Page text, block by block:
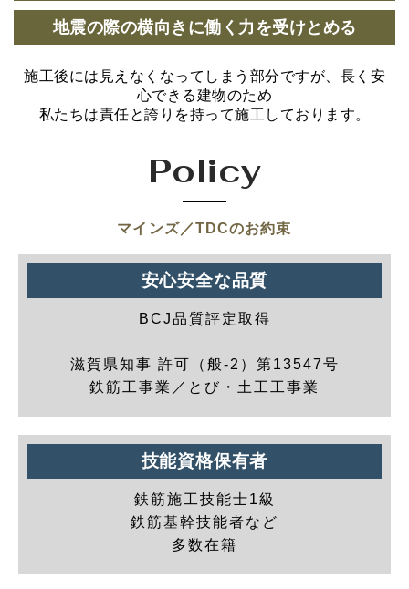
地震の際の横向きに働く力を受けとめる
施工後には見えなくなってしまう部分ですが、長く安
心できる建物のため
私たちは責任と誇りを持って施工しております。
Policy
マインズ／TDCのお約束
安心安全な品質
BCJ品質評定取得
滋賀県知事 許可（般-2）第13547号
鉄筋工事業／とび・土工工事業
技能資格保有者
鉄筋施工技能士1級
鉄筋基幹技能者など
多数在籍